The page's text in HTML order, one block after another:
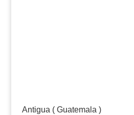
Antigua ( Guatemala )